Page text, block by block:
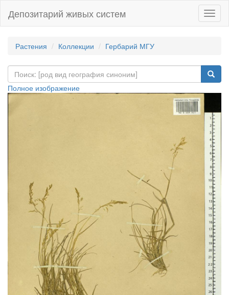
Депозитарий живых систем
Растения Коллекции Гербарий МГУ
Полное изображение